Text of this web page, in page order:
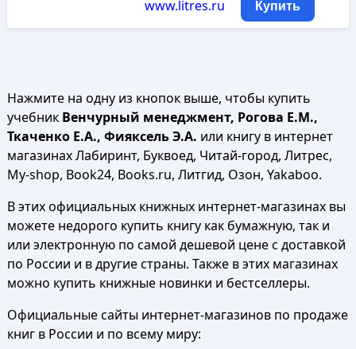
www.litres.ru Купить
Нажмите на одну из кнопок выше, чтобы купить
учебник Венчурный менеджмент, Рогова Е.М.,
Ткаченко Е.А., Фияксель Э.А. или книгу в интернет
магазинах Лабиринт, Буквоед, Читай-город, Литрес,
My-shop, Book24, Books.ru, Литгид, Озон, Yakaboo.
В этих официальных книжных интернет-магазинах вы
можете недорого купить книгу как бумажную, так и
или электронную по самой дешевой цене с доставкой
по России и в другие страны. Также в этих магазинах
можно купить книжные новинки и бестселлеры.
Официальные сайты интернет-магазинов по продаже
книг в России и по всему миру: